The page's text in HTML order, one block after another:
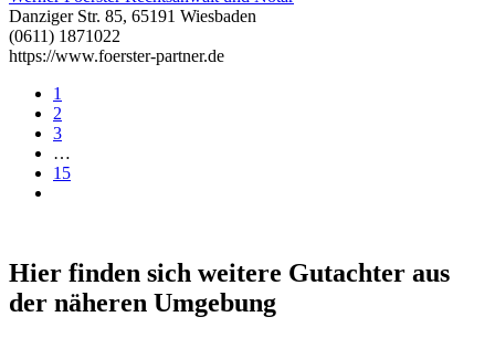
Danziger Str. 85, 65191 Wiesbaden
(0611) 1871022
https://www.foerster-partner.de
1
2
3
…
15
Hier finden sich weitere Gutachter aus
der näheren Umgebung